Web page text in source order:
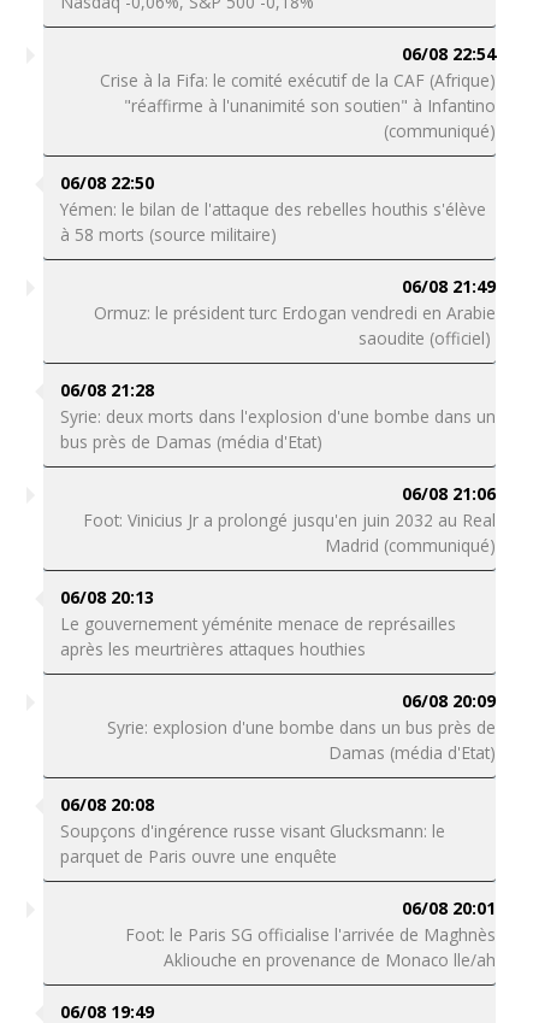
06/08 22:54
Crise à la Fifa: le comité exécutif de la CAF (Afrique)
"réaffirme à l'unanimité son soutien" à Infantino
(communiqué)
06/08 22:50
Yémen: le bilan de l'attaque des rebelles houthis s'élève
à 58 morts (source militaire)
06/08 21:49
Ormuz: le président turc Erdogan vendredi en Arabie
saoudite (officiel)
06/08 21:28
Syrie: deux morts dans l'explosion d'une bombe dans un
bus près de Damas (média d'Etat)
06/08 21:06
Foot: Vinicius Jr a prolongé jusqu'en juin 2032 au Real
Madrid (communiqué)
06/08 20:13
Le gouvernement yéménite menace de représailles
après les meurtrières attaques houthies
06/08 20:09
Syrie: explosion d'une bombe dans un bus près de
Damas (média d'Etat)
06/08 20:08
Soupçons d'ingérence russe visant Glucksmann: le
parquet de Paris ouvre une enquête
06/08 20:01
Foot: le Paris SG officialise l'arrivée de Maghnès
Akliouche en provenance de Monaco lle/ah
06/08 19:49